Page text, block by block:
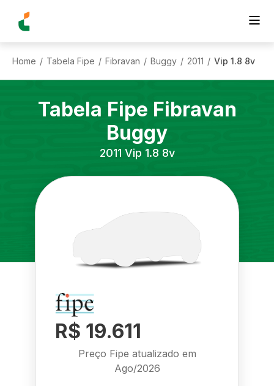
Home / Tabela Fipe / Fibravan / Buggy / 2011 / Vip 1.8 8v
Tabela Fipe Fibravan
Buggy
2011 Vip 1.8 8v
R$ 19.611
Preço Fipe atualizado em
Ago/2026